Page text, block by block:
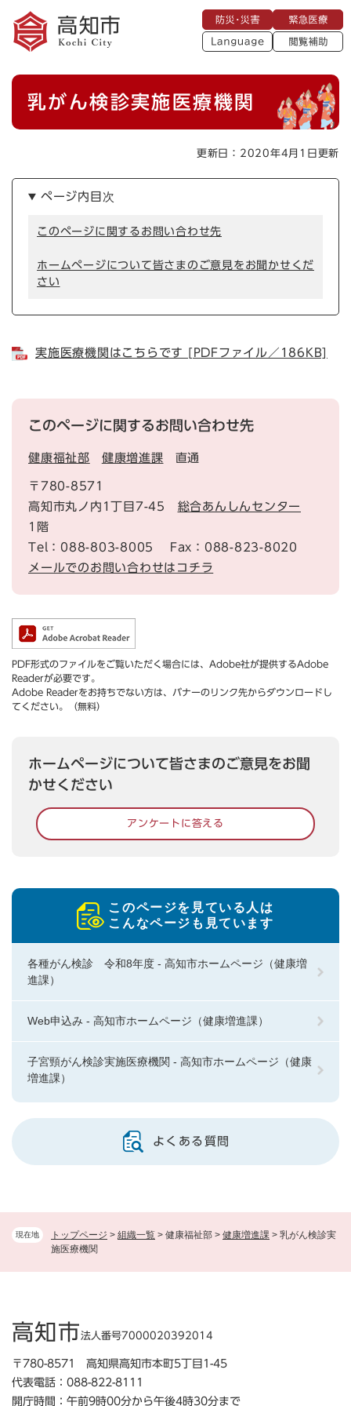
メニューを飛ばして本文へ
災
・
災
急
医
療
L
a
a
g
e
閲
助
現在地 トップページ > 組織一覧 > 健康福祉部 > 健康増進課 > 乳がん検診実
施医療機関
本
乳がん検診実施医療機関
更新日：2020年4月1日更新
ページ内目次
このページに関するお問い合わせ先
ホームページについて皆さまのご意見をお聞かせくだ
さい
実施医療機関はこちらです [PDFファイル／186KB]
このページに関するお問い合わせ先
健康福祉部 健康増進課 直通
〒780-8571
高知市丸ノ内1丁目7-45 総合あんしんセンター
1階
Tel：088-803-8005
Fax：088-823-8020
メールでのお問い合わせはコチラ
PDF形式のファイルをご覧いただく場合には、Adobe社が提供するAdobe
Readerが必要です。
Adobe Readerをお持ちでない方は、バナーのリンク先からダウンロードし
てください。（無料）
ホームページについて皆さまのご意見をお聞
かせください
アンケートに答える
このページを見ている人は
こんなページも見ています
各種がん検診 令和8年度 - 高知市ホームページ（健康増
進課）
Web申込み - 高知市ホームページ（健康増進課）
子宮頸がん検診実施医療機関 - 高知市ホームページ（健康
増進課）
よくある質問
高知市法人番号7000020392014
〒780-8571 高知県高知市本町5丁目1-45
代表電話：088-822-8111
開庁時間：午前9時00分から午後4時30分まで